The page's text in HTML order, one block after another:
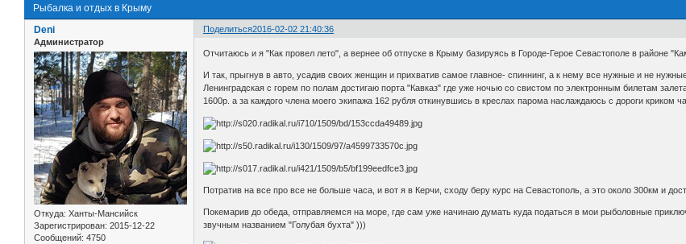
Рыбалка и отдых в Крыму
Поделиться2016-02-02 21:40:36
Deni
Администратор
Откуда: Ханты-Мансийск
Зарегистрирован: 2015-12-22
Сообщений: 4750
Отчитаюсь и я "Как провел лето", а вернее об отпуске в Крыму базируясь в Городе-Герое Севастополе в районе
И так, прыгнув в авто, усадив своих женщин и прихватив самое главное- спиннинг, а к нему все нужные и не
Ленинградская с горем по полам достигаю порта "Кавказ" где уже ночью со свистом по электронным билетам
1600р. а за каждого члена моего экипажа 162 рубля откинувшись в креслах парома наслаждаюсь с дороги криком
Потратив на все про все не больше часа, и вот я в Керчи, сходу беру курс на Севастополь, а это около 300км и
Покемарив до обеда, отправляемся на море, где сам уже начинаю думать куда податься в мои рыболовные
звучным названием "Голубая бухта" )))